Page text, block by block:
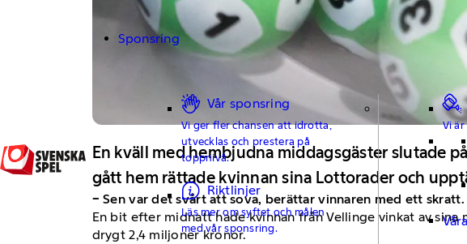
Sponsring
Vår sponsring
Vi ger fler chansen att idrotta,
utvecklas och prestera på
toppnivå.
Riktlinjer
Läs mer om syftet och målen
med vår sponsring.
Vi
En kväll med hembjudna middagsgäster slutade
gått hem rättade kvinnan sina Lottorader och
− Sen var det svårt att sova, berättar vinnaren med ett skratt.
En bit efter midnatt hade kvinnan från Vellinge vinkat av
drygt 2,4 miljoner kronor.